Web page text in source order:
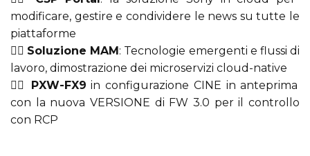
modificare, gestire e condividere le news su tutte le
piattaforme
👉🏻 Soluzione MAM: Tecnologie emergenti e flussi di
lavoro, dimostrazione dei microservizi cloud-native
👉🏻 PXW-FX9 in configurazione CINE in anteprima
con la nuova VERSIONE di FW 3.0 per il controllo
con RCP